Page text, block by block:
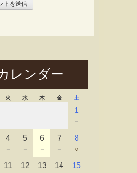
レンダー
火 水 木 金 土
1
－
4
－
5
－
6
－
7
－
8
○
11 12 13 14 15